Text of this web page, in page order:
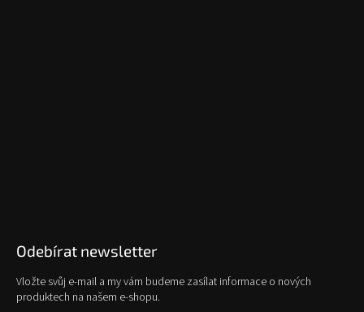
Odebírat newsletter
Vložte svůj e-mail a my vám budeme zasílat informace o nových
produktech na našem e-shopu.